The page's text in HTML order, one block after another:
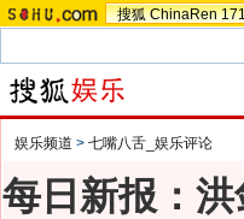
搜狐 ChinaRen
娱乐频道 > 七嘴八舌_娱乐评论
每日新报：